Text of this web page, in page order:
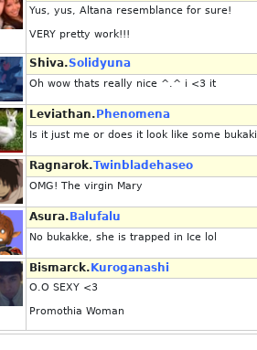
Yus, yus, Altana resemblance for sure!
VERY pretty work!!!
Shiva.Solidyuna
Oh wow thats really nice ^.^ i <3 it
Leviathan. Phenomena
Is it just me or does it look like some
Ragnarok.Twinbladehaseo
OMG! The virgin Mary
Asura. Balufalu
No bukakke, she is trapped in Ice lol
Bismarck. Kuroganashi
O.O SEXY <3
Promothia Woman